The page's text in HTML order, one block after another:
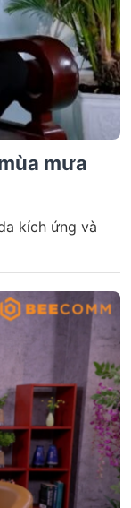
mưa
kích ứng và